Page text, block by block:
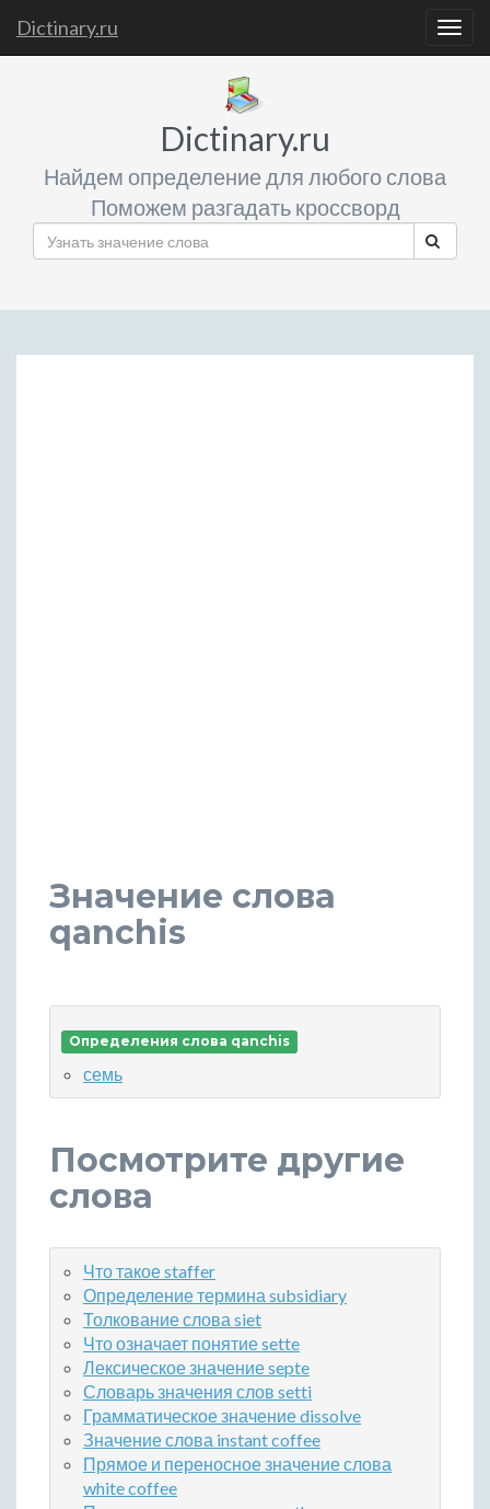
Dictinary.ru
Dictinary.ru
Найдем определение для любого слова
Поможем разгадать кроссворд
Значение слова
qanchis
Определения слова qanchis
семь
Посмотрите другие
слова
Что такое staffer
Определение термина subsidiary
Толкование слова siet
Что означает понятие sette
Лексическое значение septe
Словарь значения слов setti
Грамматическое значение dissolve
Значение слова instant coffee
Прямое и переносное значение слова
white coffee